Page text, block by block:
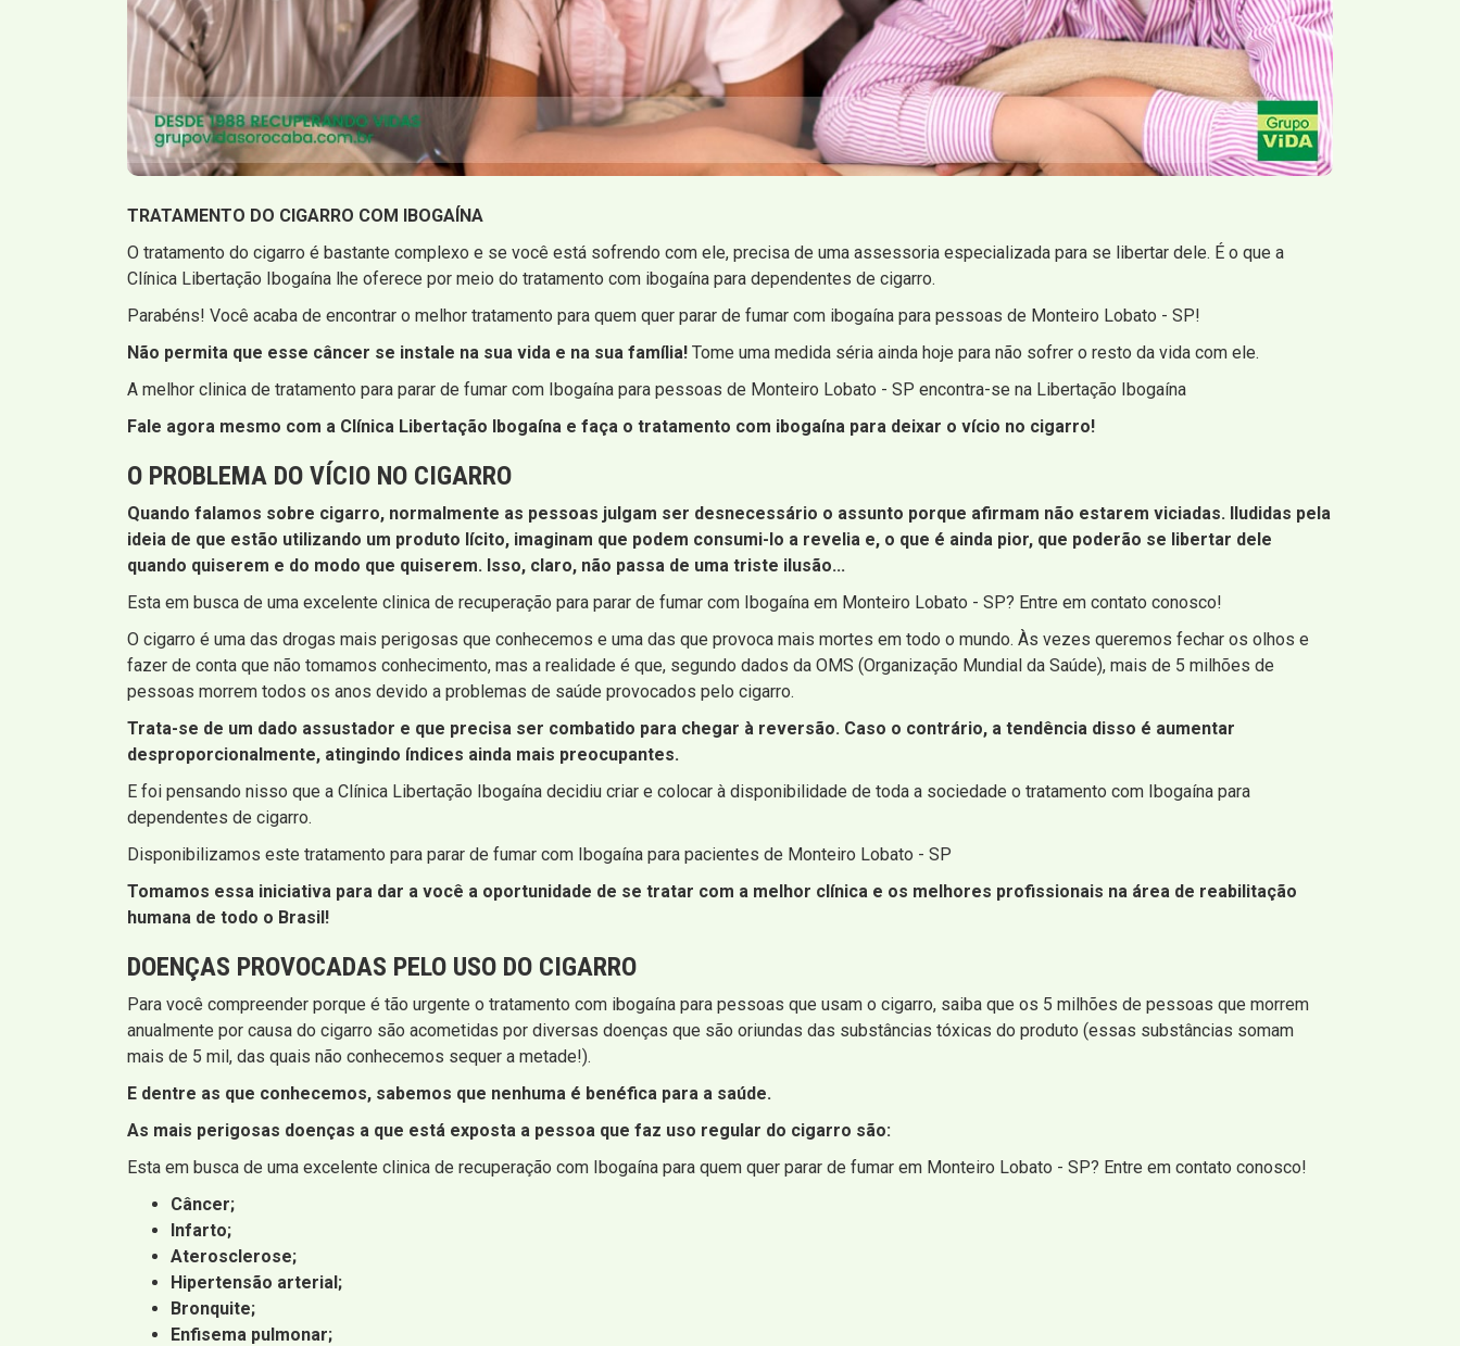
TRATAMENTO DO CIGARRO COM IBOGAÍNA
O tratamento do cigarro é bastante complexo e se você está sofrendo com ele, precisa de uma assessoria especializada para se libertar dele. É o que a
Clínica Libertação Ibogaína lhe oferece por meio do tratamento com ibogaína para dependentes de cigarro.
Parabéns! Você acaba de encontrar o melhor tratamento para quem quer parar de fumar com ibogaína para pessoas de Monteiro Lobato - SP!
Não permita que esse câncer se instale na sua vida e na sua família! Tome uma medida séria ainda hoje para não sofrer o resto da vida com ele.
A melhor clinica de tratamento para parar de fumar com Ibogaína para pessoas de Monteiro Lobato - SP encontra-se na Libertação Ibogaína
Fale agora mesmo com a Clínica Libertação Ibogaína e faça o tratamento com ibogaína para deixar o vício no cigarro!
O PROBLEMA DO VÍCIO NO CIGARRO
Quando falamos sobre cigarro, normalmente as pessoas julgam ser desnecessário o assunto porque afirmam não estarem viciadas. Iludidas pela
ideia de que estão utilizando um produto lícito, imaginam que podem consumi-lo a revelia e, o que é ainda pior, que poderão se libertar dele
quando quiserem e do modo que quiserem. Isso, claro, não passa de uma triste ilusão...
Esta em busca de uma excelente clinica de recuperação para parar de fumar com Ibogaína em Monteiro Lobato - SP? Entre em contato conosco!
O cigarro é uma das drogas mais perigosas que conhecemos e uma das que provoca mais mortes em todo o mundo. Às vezes queremos fechar os olhos e
fazer de conta que não tomamos conhecimento, mas a realidade é que, segundo dados da OMS (Organização Mundial da Saúde), mais de 5 milhões de
pessoas morrem todos os anos devido a problemas de saúde provocados pelo cigarro.
Trata-se de um dado assustador e que precisa ser combatido para chegar à reversão. Caso o contrário, a tendência disso é aumentar
desproporcionalmente, atingindo índices ainda mais preocupantes.
E foi pensando nisso que a Clínica Libertação Ibogaína decidiu criar e colocar à disponibilidade de toda a sociedade o tratamento com Ibogaína para
dependentes de cigarro.
Disponibilizamos este tratamento para parar de fumar com Ibogaína para pacientes de Monteiro Lobato - SP
Tomamos essa iniciativa para dar a você a oportunidade de se tratar com a melhor clínica e os melhores profissionais na área de reabilitação
humana de todo o Brasil!
DOENÇAS PROVOCADAS PELO USO DO CIGARRO
Para você compreender porque é tão urgente o tratamento com ibogaína para pessoas que usam o cigarro, saiba que os 5 milhões de pessoas que morrem
anualmente por causa do cigarro são acometidas por diversas doenças que são oriundas das substâncias tóxicas do produto (essas substâncias somam
mais de 5 mil, das quais não conhecemos sequer a metade!).
E dentre as que conhecemos, sabemos que nenhuma é benéfica para a saúde.
As mais perigosas doenças a que está exposta a pessoa que faz uso regular do cigarro são:
Esta em busca de uma excelente clinica de recuperação com Ibogaína para quem quer parar de fumar em Monteiro Lobato - SP? Entre em contato conosco!
Câncer;
Infarto;
Aterosclerose;
Hipertensão arterial;
Bronquite;
Enfisema pulmonar;